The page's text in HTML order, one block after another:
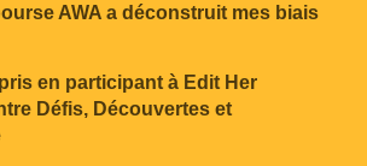
AWA a déconstruit mes biais
en participant à Edit Her
Défis, Découvertes et